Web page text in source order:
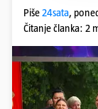
Piše24sata,
Čitanje članka: 2